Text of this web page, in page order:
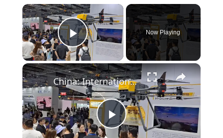
×
Play Video
Now Playing
×
P
China: International Advanced Air Mobility Expo in Shanghai.